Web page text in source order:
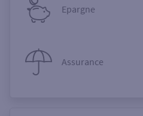
Epargne
Assurance